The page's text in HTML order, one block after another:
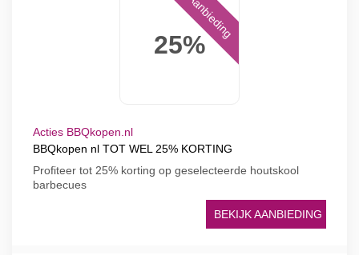
25%
Aanbieding
Acties BBQkopen.nl
BBQkopen nl TOT WEL 25% KORTING
Profiteer tot 25% korting op geselecteerde houtskool
barbecues
BEKIJK AANBIEDING